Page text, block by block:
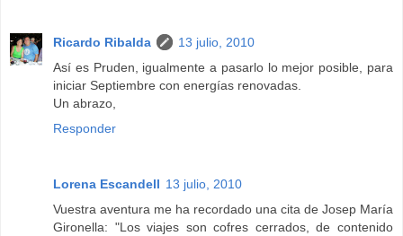
Ricardo Ribalda
13 julio, 2010
Así es Pruden, igualmente a pasarlo lo mejor posible, para
iniciar Septiembre con energías renovadas.
Un abrazo,
Responder
Lorena Escandell 13 julio, 2010
Vuestra aventura me ha recordado una cita de Josep María
Gironella: "Los viajes son cofres cerrados, de contenido